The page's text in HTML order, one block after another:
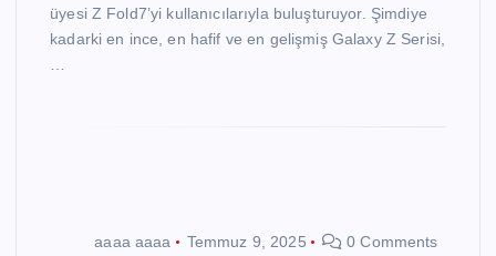
üyesi Z Fold7’yi kullanıcılarıyla buluşturuyor. Şimdiye
kadarki en ince, en hafif ve en gelişmiş Galaxy Z Serisi,
aaaa aaaa Temmuz 9, 2025 0 Comments